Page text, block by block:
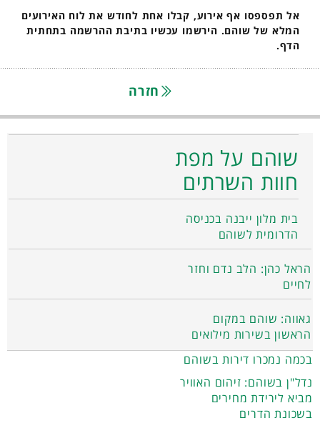
אל תפספסו אף אירוע, קבלו אחת לחודש את לוח האירועים
המלא של שוהם. הירשמו עכשיו בתיבת ההרשמה בתחתית
הדף.
חזרה
שוהם על מפת
חוות השרתים
בית מלון ייבנה בכניסה
הדרומית לשוהם
הראל כהן: הלב נדם וחזר
לחיים
גאווה: שוהם במקום
הראשון בשירות מילואים
בכמה נמכרו דירות בשוהם
נדל"ן בשוהם: זיהום האוויר
מביא לירידת מחירים
בשכונת הדרים